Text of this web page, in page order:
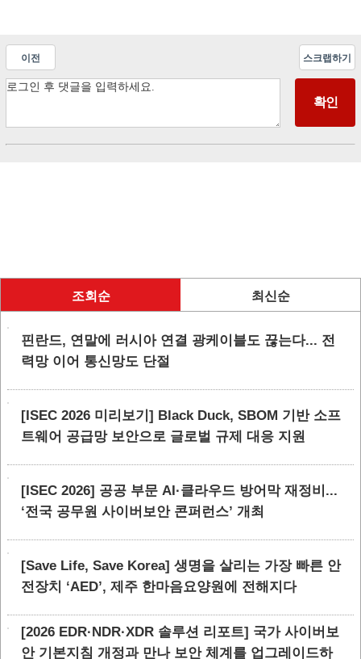
이전 스크랩하기
조회순 최신순
핀란드, 연말에 러시아 연결 광케이블도 끊는다... 전
력망 이어 통신망도 단절
[ISEC 2026 미리보기] Black Duck, SBOM 기반 소프
트웨어 공급망 보안으로 글로벌 규제 대응 지원
[ISEC 2026] 공공 부문 AI·클라우드 방어막 재정비...
‘전국 공무원 사이버보안 콘퍼런스’ 개최
[Save Life, Save Korea] 생명을 살리는 가장 빠른 안
전장치 ‘AED’, 제주 한마음요양원에 전해지다
[2026 EDR·NDR·XDR 솔루션 리포트] 국가 사이버보
안 기본지침 개정과 만나 보안 체계를 업그레이드하